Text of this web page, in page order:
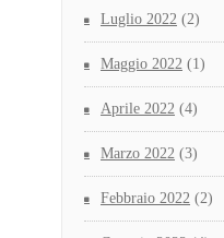
Luglio 2022 (2)
Maggio 2022 (1)
Aprile 2022 (4)
Marzo 2022 (3)
Febbraio 2022 (2)